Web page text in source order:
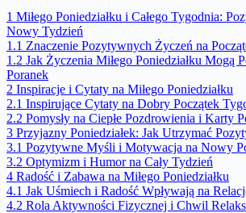
1 Miłego Poniedziałku i Całego Tygodnia:
Nowy Tydzień
1.1 Znaczenie Pozytywnych Życzeń na
1.2 Jak Życzenia Miłego Poniedziałku Mogą
Poranek
2 Inspiracje i Cytaty na Miłego Poniedziałku
2.1 Inspirujące Cytaty na Dobry Początek
2.2 Pomysły na Ciepłe Pozdrowienia i Karty
3 Przyjazny Poniedziałek: Jak Utrzymać
3.1 Pozytywne Myśli i Motywacja na Nowy
3.2 Optymizm i Humor na Cały Tydzień
4 Radość i Zabawa na Miłego Poniedziałku
4.1 Jak Uśmiech i Radość Wpływają na
4.2 Rola Aktywności Fizycznej i Chwil